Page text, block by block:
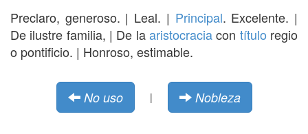
Preclaro, generoso. | Leal. | Principal. Excelente. |
De ilustre familia, | De laaristocraciacon título regio
o pontificio. | Honroso, estimable.
No uso | Nobleza